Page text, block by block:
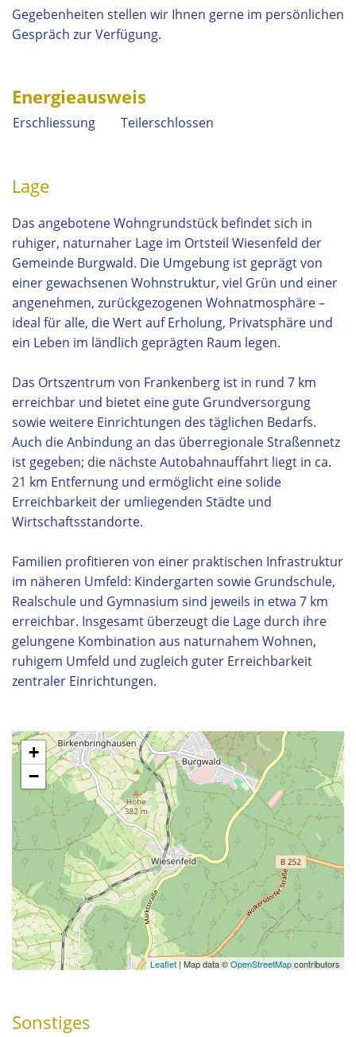
Gegebenheiten stellen wir Ihnen gerne im persönlichen
Gespräch zur Verfügung.
Energieausweis
Erschliessung Teilerschlossen
Lage
Das angebotene Wohngrundstück befindet sich in
ruhiger, naturnaher Lage im Ortsteil Wiesenfeld der
Gemeinde Burgwald. Die Umgebung ist geprägt von
einer gewachsenen Wohnstruktur, viel Grün und einer
angenehmen, zurückgezogenen Wohnatmosphäre –
ideal für alle, die Wert auf Erholung, Privatsphäre und
ein Leben im ländlich geprägten Raum legen.
Das Ortszentrum von Frankenberg ist in rund 7 km
erreichbar und bietet eine gute Grundversorgung
sowie weitere Einrichtungen des täglichen Bedarfs.
Auch die Anbindung an das überregionale Straßennetz
ist gegeben; die nächste Autobahnauffahrt liegt in ca.
21 km Entfernung und ermöglicht eine solide
Erreichbarkeit der umliegenden Städte und
Wirtschaftsstandorte.
Familien profitieren von einer praktischen Infrastruktur
im näheren Umfeld: Kindergarten sowie Grundschule,
Realschule und Gymnasium sind jeweils in etwa 7 km
erreichbar. Insgesamt überzeugt die Lage durch ihre
gelungene Kombination aus naturnahem Wohnen,
ruhigem Umfeld und zugleich guter Erreichbarkeit
zentraler Einrichtungen.
+
−
Leaflet| Map data ©OpenStreetMapcontributors
Sonstiges